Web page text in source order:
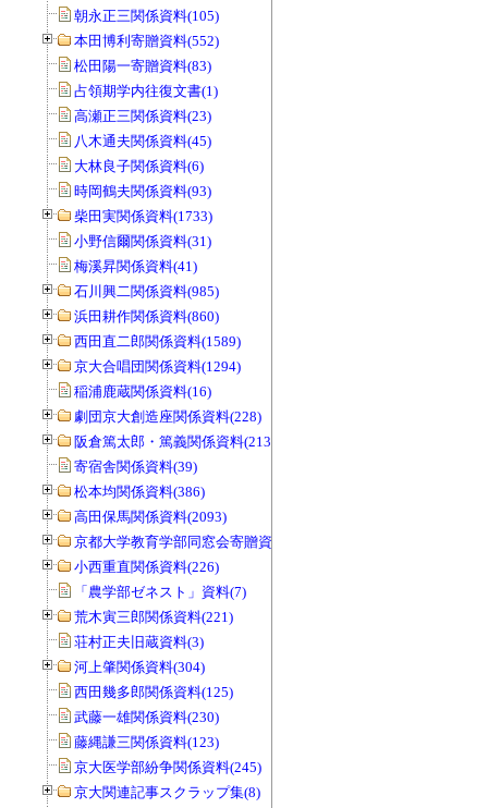
朝永正三関係資料(105)
本田博利寄贈資料(552)
松田陽一寄贈資料(83)
占領期学内往復文書(1)
高瀬正三関係資料(23)
八木通夫関係資料(45)
大林良子関係資料(6)
時岡鶴夫関係資料(93)
柴田実関係資料(1733)
小野信爾関係資料(31)
梅溪昇関係資料(41)
石川興二関係資料(985)
浜田耕作関係資料(860)
西田直二郎関係資料(1589)
京大合唱団関係資料(1294)
稲浦鹿蔵関係資料(16)
劇団京大創造座関係資料(228)
阪倉篤太郎・篤義関係資料(213)
寄宿舎関係資料(39)
松本均関係資料(386)
高田保馬関係資料(2093)
京都大学教育学部同窓会寄贈資料(963)
小西重直関係資料(226)
「農学部ゼネスト」資料(7)
荒木寅三郎関係資料(221)
荘村正夫旧蔵資料(3)
河上肇関係資料(304)
西田幾多郎関係資料(125)
武藤一雄関係資料(230)
藤縄謙三関係資料(123)
京大医学部紛争関係資料(245)
京大関連記事スクラップ集(8)